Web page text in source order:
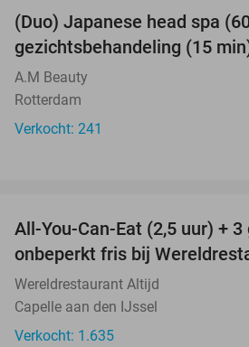
(Duo) Japanese head spa
gezichtsbehandeling (15
A.M Beauty
Rotterdam
Verkocht: 241
All-You-Can-Eat (2,5 uur) +
onbeperkt fris bij
Wereldrestaurant Altijd
Capelle aan den IJssel
Verkocht: 1.635